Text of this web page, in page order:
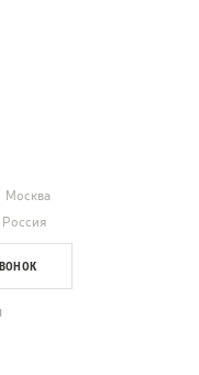
Москва
Россия